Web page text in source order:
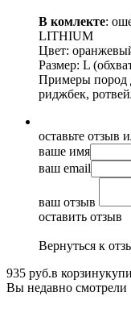
В комлекте:
LITHIUM
Цвет:
Размер: L
Примеры пород
риджбек,
оставьте отзыв
ваше имя
ваш email
ваш отзыв
оставить отзыв
Вернуться к
935 руб.в корзину
Вы недавно смотрели